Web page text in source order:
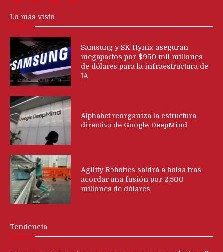
Lo más visto
Samsung y SK Hynix aseguran
megapactos por $950 mil millones
de dólares para la infraestructura de
IA
Alphabet reorganiza la estructura
directiva de Google DeepMind
Agility Robotics saldrá a bolsa tras
acordar una fusión por 2,500
millones de dólares
Tendencia